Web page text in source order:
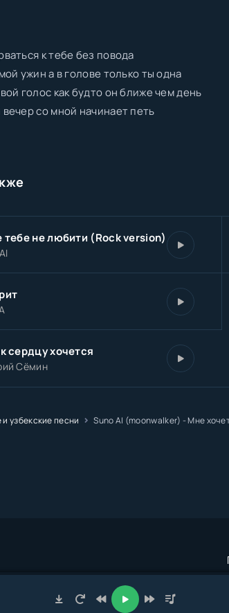
к тебе без повода
ужин а в голове только ты одна
голос как будто он ближе чем день
со мной начинает петь
тебе не любити (Rock version)
сердцу хочется
Сёмин
и узбекские песни Suno AI (moonwalker) - Мне
admin@muzze.net